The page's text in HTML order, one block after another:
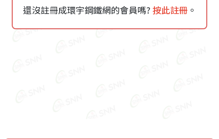
還沒註冊成環宇鋼鐵網的會員嗎?按此註冊。